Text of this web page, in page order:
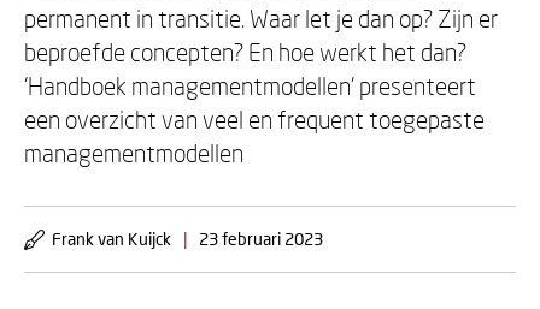
permanent in transitie. Waar let je dan op? Zijn er
beproefde concepten? En hoe werkt het dan?
‘Handboek managementmodellen’ presenteert
een overzicht van veel en frequent toegepaste
managementmodellen
Frank van Kuijck | 23 februari 2023